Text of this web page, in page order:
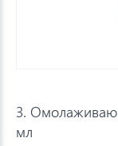
3.
мл